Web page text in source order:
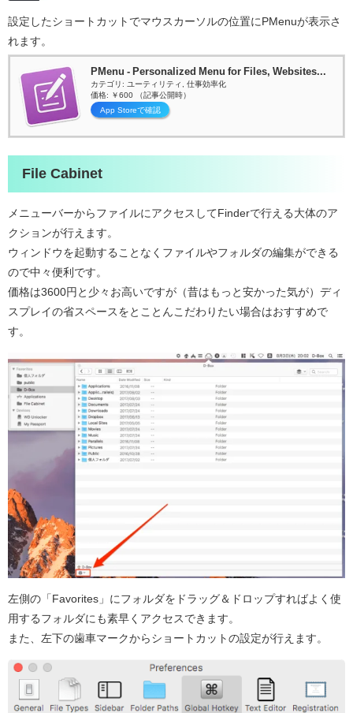
設定したショートカットでマウスカーソルの位置にPMenuが表示さ
れます。
PMenu - Personalized Menu for Files, Websites...
カテゴリ: ユーティリティ, 仕事効率化
価格: ￥600 （記事公開時）
App Storeで確認
File Cabinet
メニューバーからファイルにアクセスしてFinderで行える大体のア
クションが行えます。
ウィンドウを起動することなくファイルやフォルダの編集ができる
ので中々便利です。
価格は3600円と少々お高いですが （昔はもっと安かった気が） ディ
スプレイの省スペースをとことんこだわりたい場合はおすすめで
す。
左側の「Favorites」にフォルダをドラッグ＆ドロップすればよく使
用するフォルダにも素早くアクセスできます。
また、左下の歯車マークからショートカットの設定が行えます。